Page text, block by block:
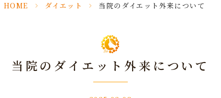
HOME > ダイエット > 当院のダイエット外来について
当院のダイエット外来について